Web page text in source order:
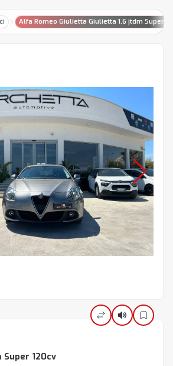
Alfa Romeo Giulietta Giulietta 1.6 jtdm Super
120cv